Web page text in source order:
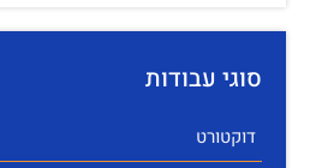
סוגי עבודות
דוקטורט